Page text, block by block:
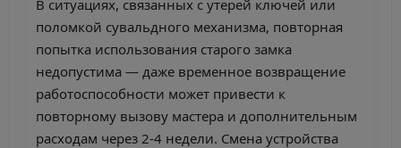
В ситуациях, связанных с утерей ключей или
поломкой сувальдного механизма, повторная
попытка использования старого замка
недопустима — даже временное возвращение
работоспособности может привести к
повторному вызову мастера и дополнительным
расходам через 2-4 недели. Смена устройства